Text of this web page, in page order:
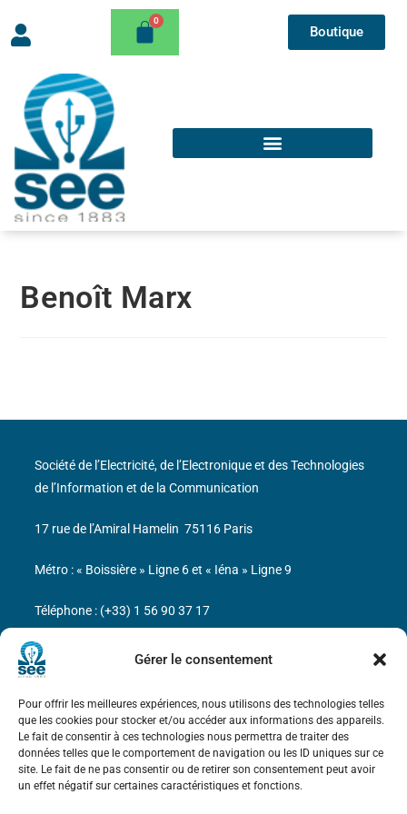
Gérer le consentement
Pour offrir les meilleures expériences, nous utilisons des technologies telles
que les cookies pour stocker et/ou accéder aux informations des appareils.
Le fait de consentir à ces technologies nous permettra de traiter des
données telles que le comportement de navigation ou les ID uniques sur ce
site. Le fait de ne pas consentir ou de retirer son consentement peut avoir
un effet négatif sur certaines caractéristiques et fonctions.
Boutique
Benoît Marx
Bicentenaire des découvertes d’André-
Marie Ampère
Mentions légales
Société de l’Electricité, de l’Electronique et des Technologies
de l’Information et de la Communication
17 rue de l’Amiral Hamelin 75116 Paris
Métro : « Boissière » Ligne 6 et « Iéna » Ligne 9
Téléphone : (+33) 1 56 90 37 17
N° de SIREN : 785 393 232, Code APE : 9412Z TVA intra-
communautaire : FR44 785 393 232